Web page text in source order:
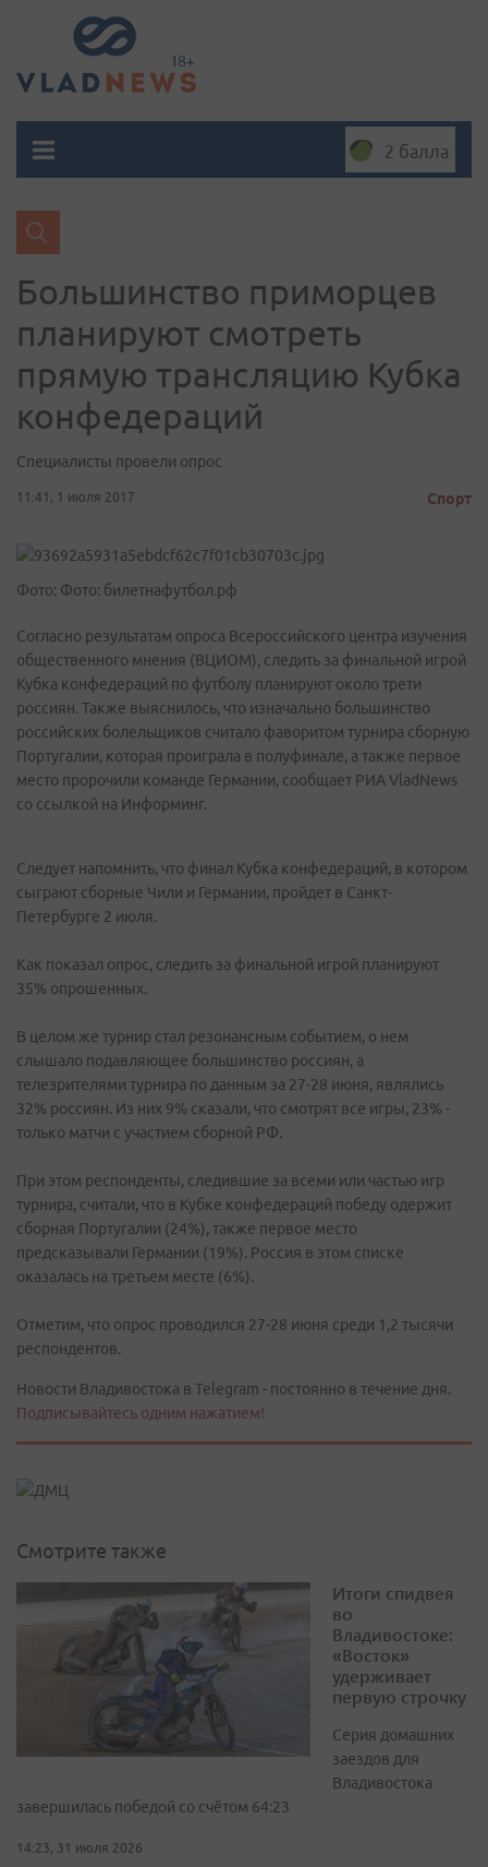
2 балла
Большинство приморцев
планируют смотреть
прямую трансляцию Кубка
конфедераций
Специалисты провели опрос
11:41, 1 июля 2017 Спорт
Фото: Фото: билетнафутбол.рф
Согласно результатам опроса Всероссийского центра изучения
общественного мнения (ВЦИОМ), следить за финальной игрой
Кубка конфедераций по футболу планируют около трети
россиян. Также выяснилось, что изначально большинство
российских болельщиков считало фаворитом турнира сборную
Португалии, которая проиграла в полуфинале, а также первое
место пророчили команде Германии, сообщает РИА VladNews
со ссылкой на Информинг.
Следует напомнить, что финал Кубка конфедераций, в котором
сыграют сборные Чили и Германии, пройдет в Санкт-
Петербурге 2 июля.
Как показал опрос, следить за финальной игрой планируют
35% опрошенных.
В целом же турнир стал резонансным событием, о нем
слышало подавляющее большинство россиян, а
телезрителями турнира по данным за 27-28 июня, являлись
32% россиян. Из них 9% сказали, что смотрят все игры, 23% -
только матчи с участием сборной РФ.
При этом респонденты, следившие за всеми или частью игр
турнира, считали, что в Кубке конфедераций победу одержит
сборная Португалии (24%), также первое место
предсказывали Германии (19%). Россия в этом списке
оказалась на третьем месте (6%).
Отметим, что опрос проводился 27-28 июня среди 1,2 тысячи
респондентов.
Новости Владивостока в Telegram - постоянно в течение дня.
Подписывайтесь одним нажатием!
Смотрите также
Итоги спидвея
во
Владивостоке:
«Восток»
удерживает
первую строчку
Серия домашних
заездов для
Владивостока
завершилась победой со счётом 64:23
14:23, 31 июля 2026